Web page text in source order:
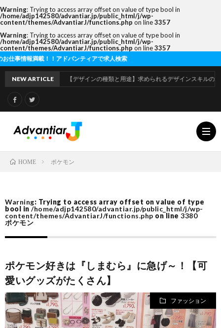
Warning: Trying to access array offset on value of type bool in
/home/adjp142580/advantiar.jp/public_html/j/wp-
content/themes/AdvantiarJ/functions.php on line3357
Warning: Trying to access array offset on value of type bool in
/home/adjp142580/advantiar.jp/public_html/j/wp-
content/themes/AdvantiarJ/functions.php on line3357
載！！アドバンティアで求人検索
規
約
営
会
社
NEW ARTICLE【デザインの種類と用途】求められるデザインスキルの違いとは
HOME ポケモン
Warning: Trying to access array offset on value of type
bool in /home/adjp142580/advantiar.jp/public_html/j/wp-
content/themes/AdvantiarJ/functions.php on line 3380
ポケモン
ポケモン好きは『しまむら』に急げ～！【可
愛いグッズがたくさん】
ファッション